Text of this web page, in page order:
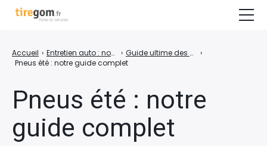
Pneus été : notre
guide complet
Accueil › Entretien auto : nos conseils pour prendre soin de sa voiture › Guide ultime des pneus voitures : conseils, entretien, achat
›
Pneus été : notre guide complet
Guide moto
COMPARER LES PRIX DES PNEUS